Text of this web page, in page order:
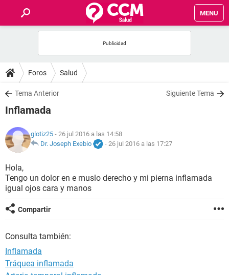
MENU
FOROS
SALUD
NUTRICIÓN
BIENESTAR
Foros Salud
Tema Anterior Siguiente Tema
Inflamada
glotiz25 - 26 jul 2016 a las 14:58
Dr. Joseph Exebio
- 26 jul 2016 a las 17:27
Hola,
Tengo un dolor en e muslo derecho y mi pierna inflamada
igual ojos cara y manos
Compartir
Consulta también:
Inflamada
Tráquea inflamada